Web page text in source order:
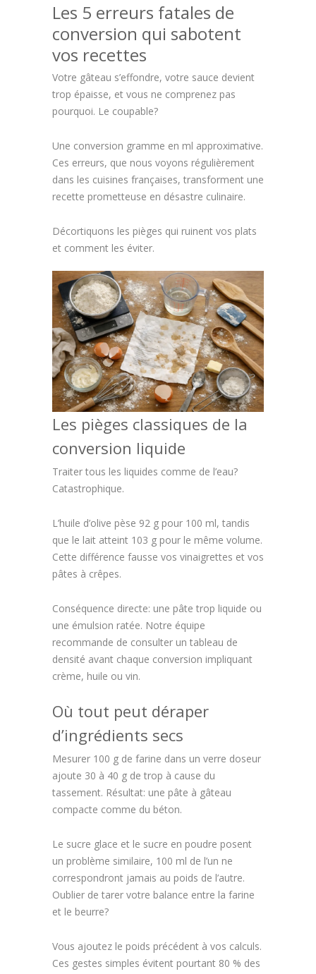
Les 5 erreurs fatales de
conversion qui sabotent
vos recettes
Votre gâteau s’effondre, votre sauce devient
trop épaisse, et vous ne comprenez pas
pourquoi. Le coupable?
Une conversion gramme en ml approximative.
Ces erreurs, que nous voyons régulièrement
dans les cuisines françaises, transforment une
recette prometteuse en désastre culinaire.
Décortiquons les pièges qui ruinent vos plats
et comment les éviter.
Les pièges classiques de la
conversion liquide
Traiter tous les liquides comme de l’eau?
Catastrophique.
L’huile d’olive pèse 92 g pour 100 ml, tandis
que le lait atteint 103 g pour le même volume.
Cette différence fausse vos vinaigrettes et vos
pâtes à crêpes.
Conséquence directe: une pâte trop liquide ou
une émulsion ratée. Notre équipe
recommande de consulter un tableau de
densité avant chaque conversion impliquant
crème, huile ou vin.
Où tout peut déraper
d’ingrédients secs
Mesurer 100 g de farine dans un verre doseur
ajoute 30 à 40 g de trop à cause du
tassement. Résultat: une pâte à gâteau
compacte comme du béton.
Le sucre glace et le sucre en poudre posent
un problème similaire, 100 ml de l’un ne
correspondront jamais au poids de l’autre.
Oublier de tarer votre balance entre la farine
et le beurre?
Vous ajoutez le poids précédent à vos calculs.
Ces gestes simples évitent pourtant 80 % des